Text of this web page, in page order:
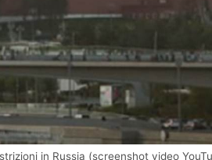
in Russia (screenshot video